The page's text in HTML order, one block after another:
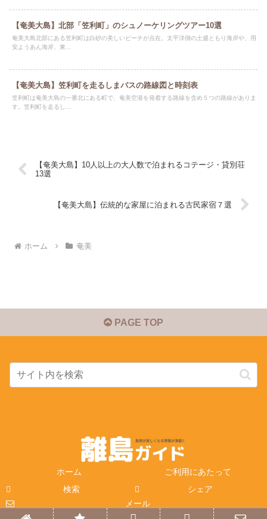
【奄美大島】北部「笠利町」のシュノーケリングツアー10選
奄美大島北部にある笠利町は白砂の美しいビーチが点在。太平洋側の土盛ともり海岸や、用
安ようあん海岸、東...
【奄美大島】笠利町を走るしまバスの路線図と時刻表
笠利町は奄美大島の一番北にある町で、奄美空港を発着する路線を含め５つの路線がありま
す。笠利町を走るし...
【奄美大島】10人以上の大人数で泊まれるコテージ・貸別荘
13選
【奄美大島】伝統的な家屋に泊まれる古民家宿７選
ホーム 奄美
PAGE TOP
ホーム
ご利用にあたって
検索
シェア
メール